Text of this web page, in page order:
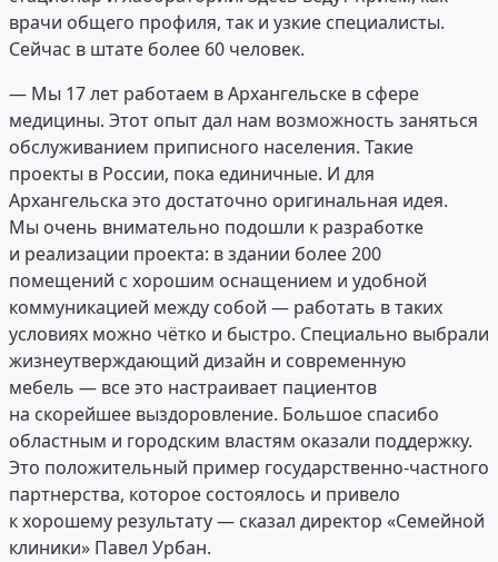
врачи общего профиля, так и узкие специалисты.
Сейчас в штате более 60 человек.
— Мы 17 лет работаем в Архангельске в сфере
медицины. Этот опыт дал нам возможность заняться
обслуживанием приписного населения. Такие
проекты в России, пока единичные. И для
Архангельска это достаточно оригинальная идея.
Мы очень внимательно подошли к разработке
и реализации проекта: в здании более 200
помещений с хорошим оснащением и удобной
коммуникацией между собой — работать в таких
условиях можно чётко и быстро. Специально выбрали
жизнеутверждающий дизайн и современную
мебель — все это настраивает пациентов
на скорейшее выздоровление. Большое спасибо
областным и городским властям оказали поддержку.
Это положительный пример государственно-частного
партнерства, которое состоялось и привело
к хорошему результату — сказал директор «Семейной
клиники» Павел Урбан.